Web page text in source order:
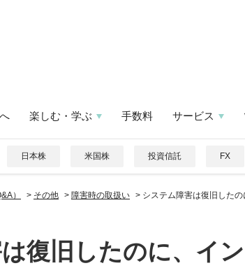
楽しむ・学ぶ 手数料 サービス
日本株 米国株 投資信託 FX
） > その他 > 障害時の取扱い > システム障害は復旧した
復旧したのに、イ